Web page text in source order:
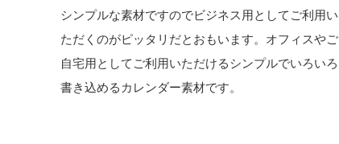
シンプルな素材ですのでビジネス用としてご利用い
ただくのがピッタリだとおもいます。オフィスやご
自宅用としてご利用いただけるシンプルでいろいろ
書き込めるカレンダー素材です。